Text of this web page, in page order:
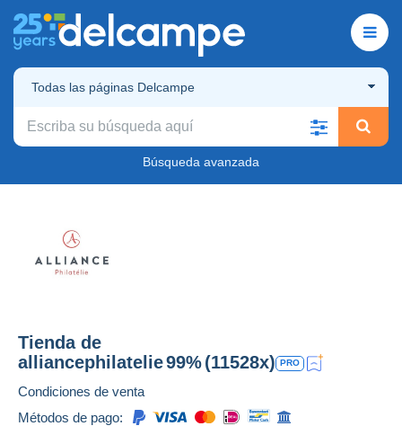
Todas las páginas Delcampe
Búsqueda avanzada
Tienda de
alliancephilatelie99%(11528x) PRO
Condiciones de venta
Métodos de pago: